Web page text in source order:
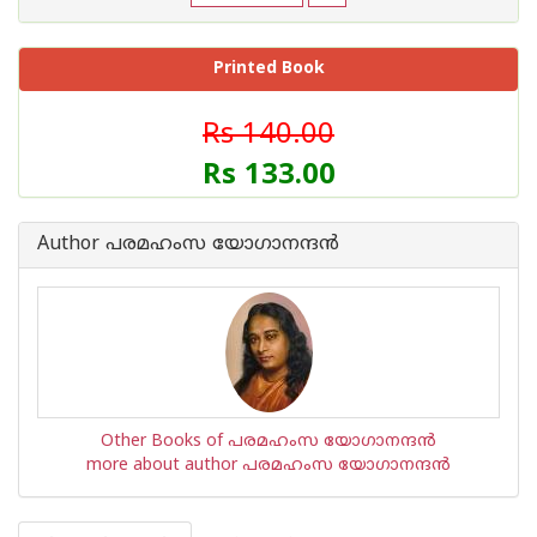
Printed Book
Rs 140.00
Rs 133.00
Author പരമഹംസ യോഗാനന്ദന്‍
Other Books of പരമഹംസ യോഗാനന്ദന്‍
more about author പരമഹംസ യോഗാനന്ദന്‍